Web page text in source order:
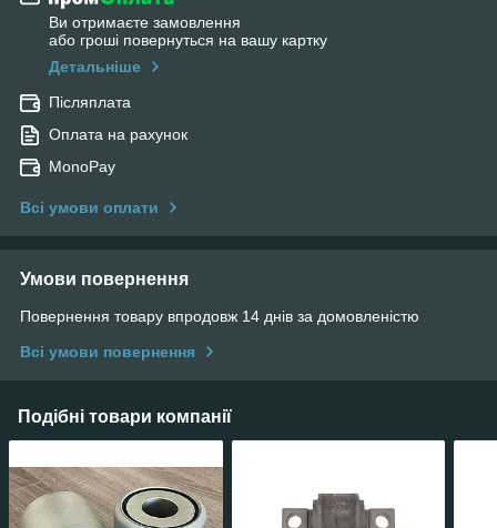
Ви отримаєте замовлення
або гроші повернуться на вашу картку
Детальніше
Післяплата
Оплата на рахунок
MonoPay
Всі умови оплати
Умови повернення
Повернення товару впродовж 14 днів за домовленістю
Всі умови повернення
Подібні товари компанії